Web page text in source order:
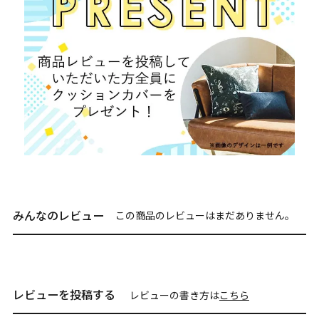
みんなのレビュー この商品のレビューはまだありません。
レビューを投稿する レビューの書き方はこちら